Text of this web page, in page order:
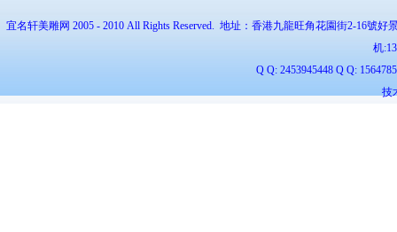
宜名轩美雕网 2005 - 2010 All Rights Reserved. 地址：香港九龍旺角花園街2-16號好
机:
Q Q: 2453945448 Q Q:
技